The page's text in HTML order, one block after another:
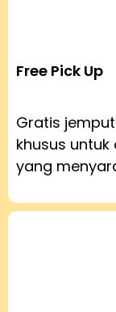
Free Pick Up
Gratis
khusus untuk
yang